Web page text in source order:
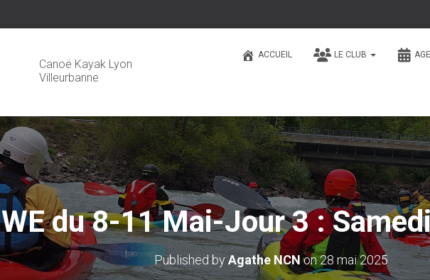
Canoë Kayak Lyon
Villeurbanne
ACCUEIL LE CLUB
WE du 8-11 Mai-Jour 3 :
Published byAgathe NCNon28 mai 2025